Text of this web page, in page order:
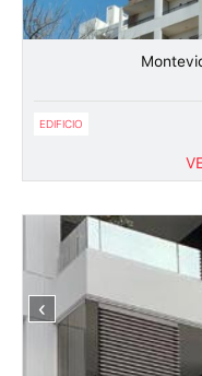
EDIFICIO
‹